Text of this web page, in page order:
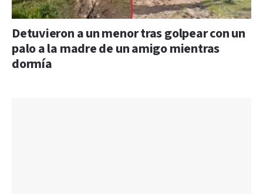
Detuvieron a un menor tras golpear con un
palo a la madre de un amigo mientras
dormía